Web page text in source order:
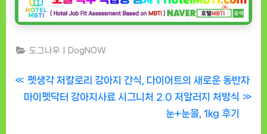
도그나우ㅣDogNOW
글P
r
펫생각 저칼로리 강아지 간식, 다이어트의 새로운 동반자
N
마이펫닥터 강아지사료 시그니처 2.0 저알러지 처방식
눈+눈물, 1kg 후기